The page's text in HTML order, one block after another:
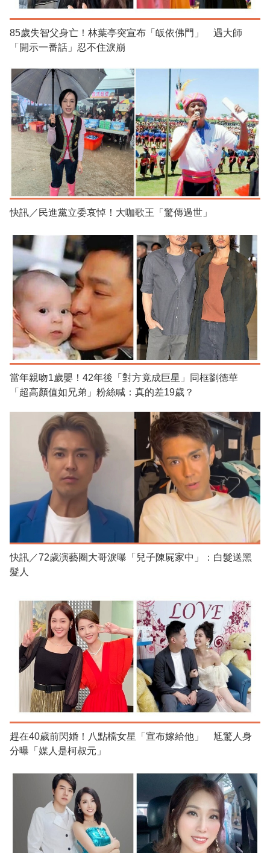
85歲失智父身亡！林葉亭突宣布「皈依佛門」 遇大師
「開示一番話」忍不住淚崩
快訊／民進黨立委哀悼！大咖歌王「驚傳過世」
當年親吻1歲嬰！42年後「對方竟成巨星」同框劉德華
「超高顏值如兄弟」粉絲喊：真的差19歲？
快訊／72歲演藝圈大哥淚曝「兒子陳屍家中」：白髮送黑
髮人
趕在40歲前閃婚！八點檔女星「宣布嫁給他」 尪驚人身
分曝「媒人是柯叔元」